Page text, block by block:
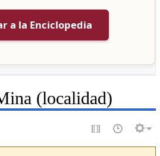
a la Enciclopedia
(localidad)